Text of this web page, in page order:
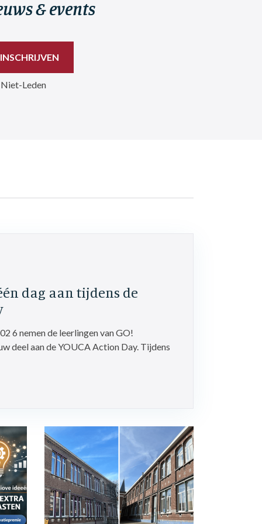
& events
Leden
dag aan tijdens de
6 nemen de leerlingen van GO!
deel aan de YOUCA Action Day. Tijdens